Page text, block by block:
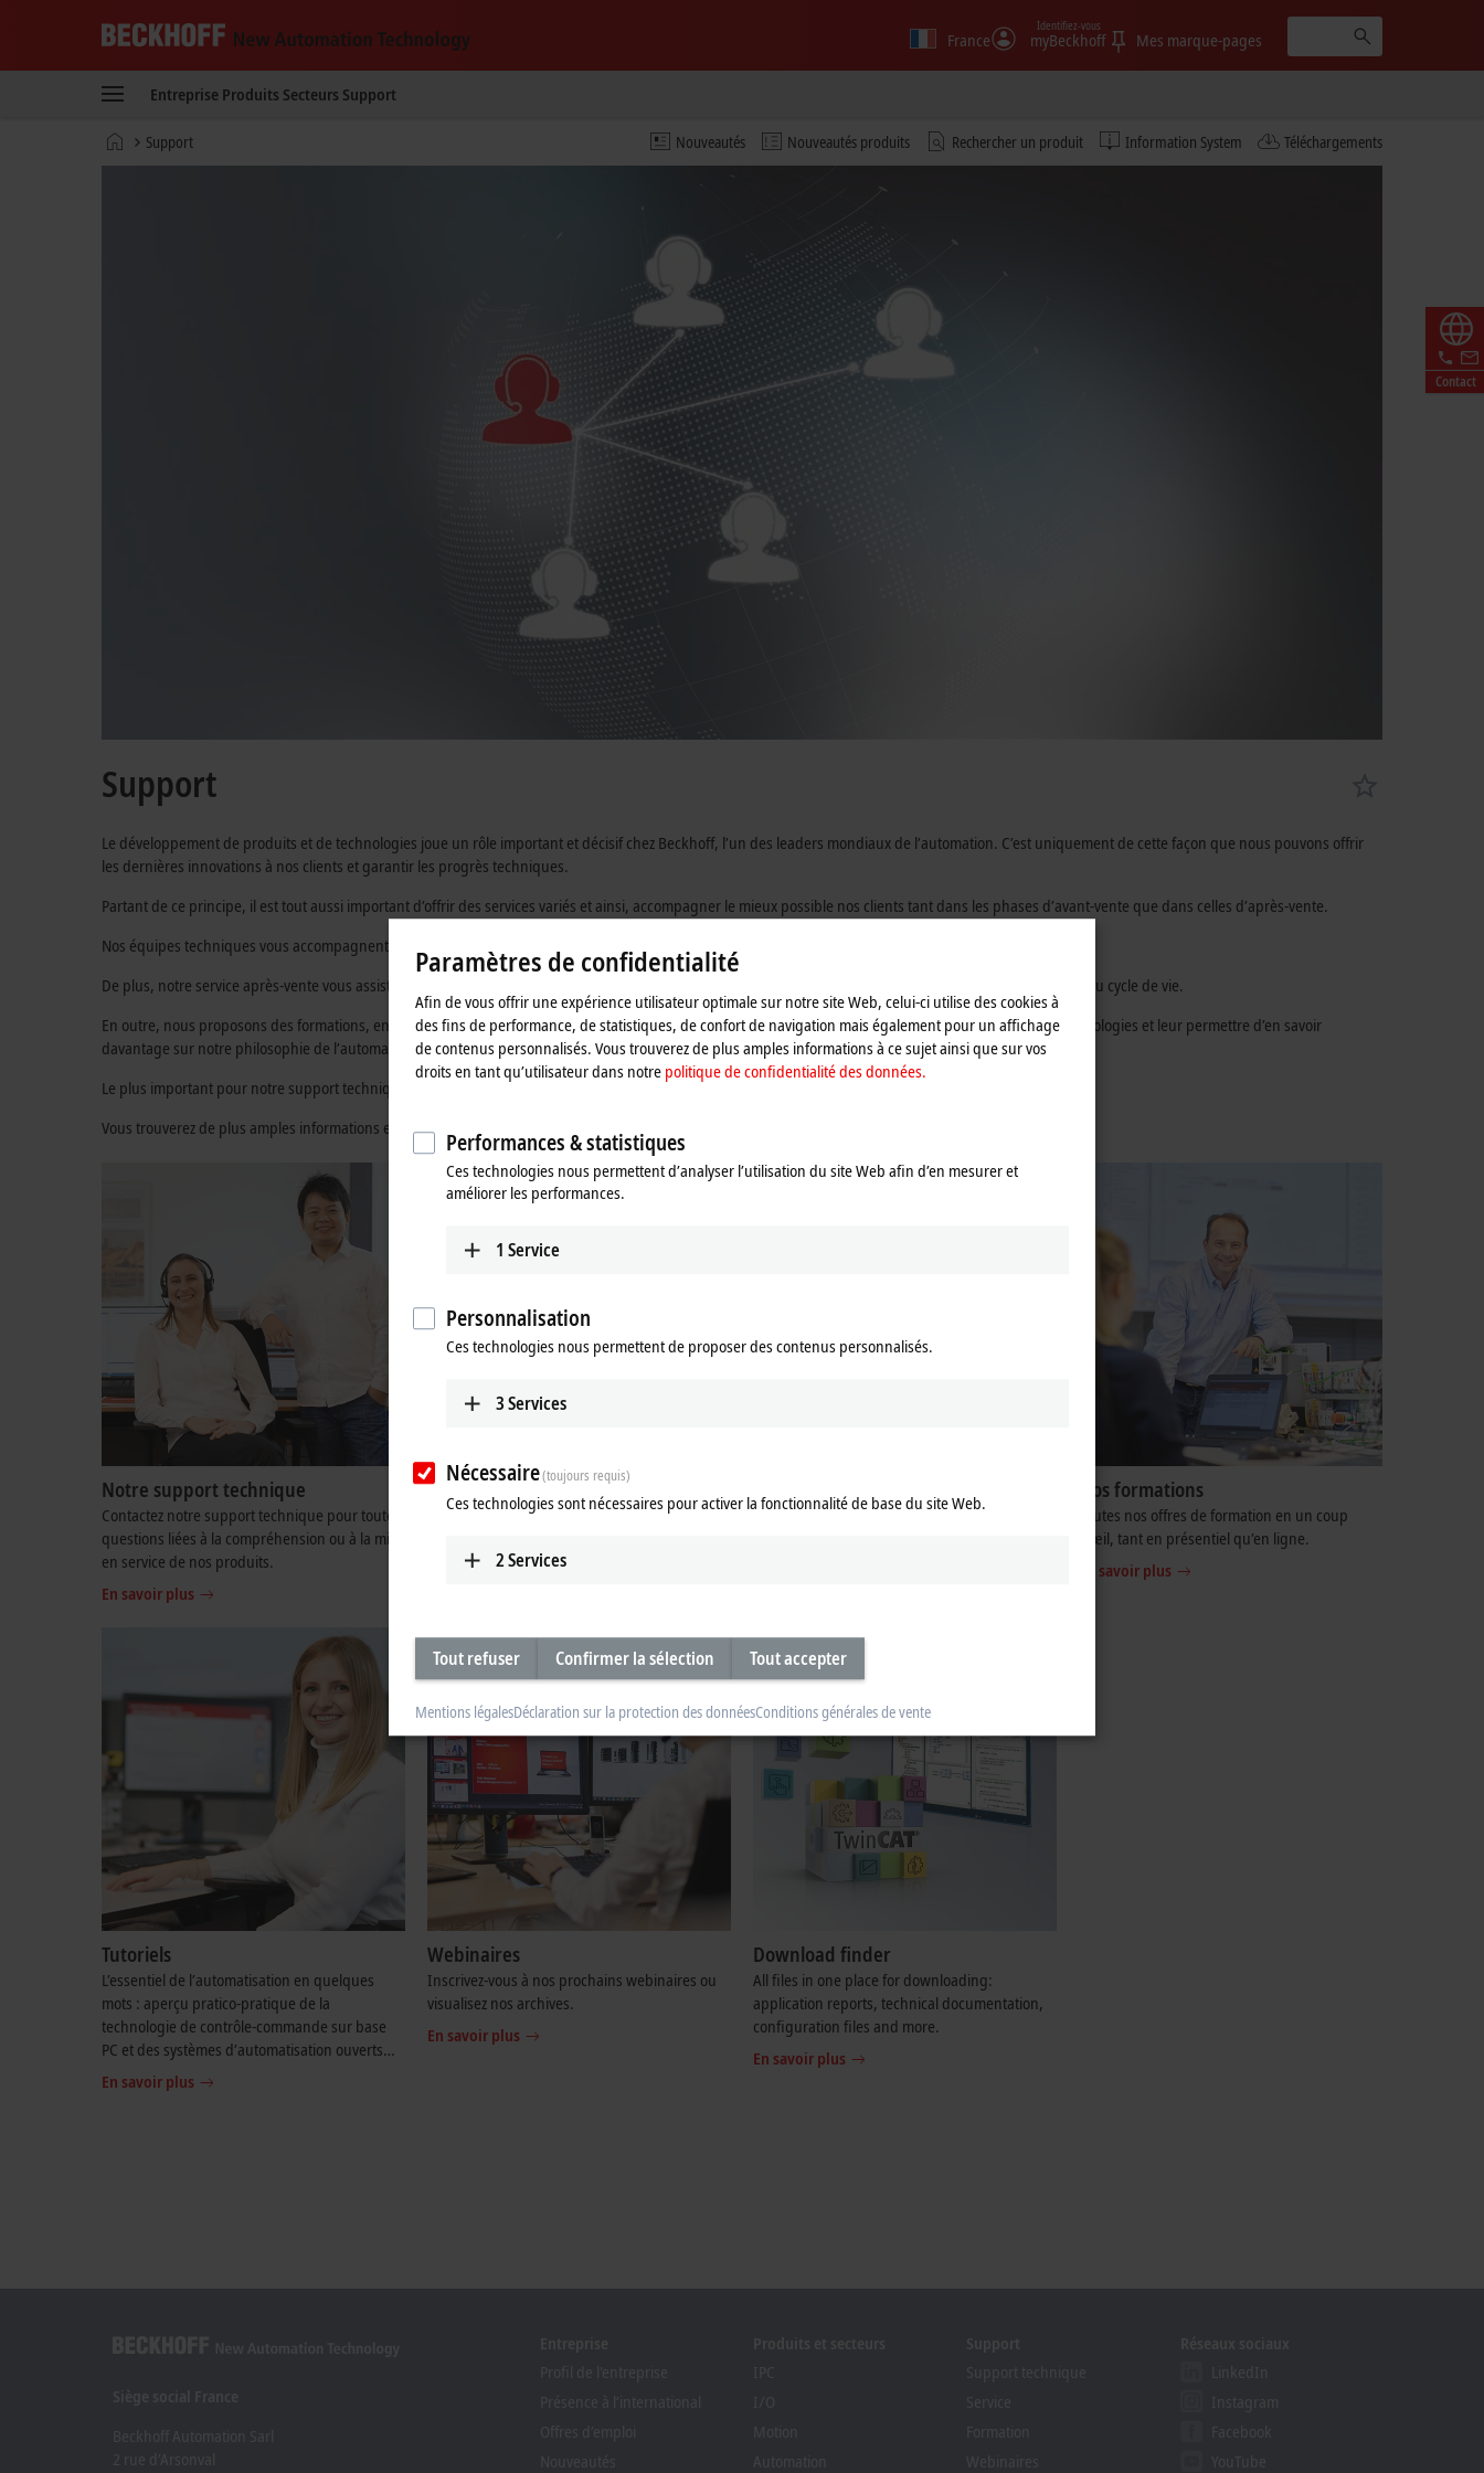
New
Technology
France myBeckhoff
Identifiez-vous
Mes marque-pages
Entreprise Produits Secteurs Support
Nouveautés Nouveautés produits Rechercher un produit Information System Téléchargements
Page
Support
Contact
Support
Le développement de produits et de technologies joue un rôle important et décisif chez Beckhoff, l’un des leaders mondiaux de l’automation. C’est uniquement de cette façon que nous pouvons offrir
les dernières innovations à nos clients et garantir les progrès techniques.
Partant de ce principe, il est tout aussi important d’offrir des services variés et ainsi, accompagner le mieux possible nos clients tant dans les phases d’avant-vente que dans celles d’après-vente.
Nos équipes techniques vous accompagnent, de l’analyse à la mise en service.
De plus, notre service après-vente vous assiste dans vos démarches SAV : de la réparation aux interventions techniques, des pièces détachées à la gestion du cycle de vie.
En outre, nous proposons des formations, en présentiel ou en ligne, ainsi que des webinaires, dans le but de familiariser nos clients à nos produits et technologies et leur permettre d’en savoir
davantage sur notre philosophie de l’automation.
Le plus important pour notre support technique est son offre mondiale, déclinée dans toutes les filiales et donc, dans les langues nationales locales.
Vous trouverez de plus amples informations et les coordonnées respectives sur les pages individuelles de chaque filiale.
Notre support technique
Contactez notre support technique pour toutes
questions liées à la compréhension ou à la mise
en service de nos produits.
En savoir plus
Notre Service après-vente
Nous vous accompagnons dans vos demandes
amples informations ici.
Cycle de vie de nos produits
Vous trouverez ici un aperçu du cycle de vie de
Nos formations
Toutes nos offres de formation en un coup
d’œil, tant en présentiel qu’en ligne.
En savoir plus
Tutoriels
L’essentiel de l’automatisation en quelques
mots : aperçu pratico-pratique de la
technologie de contrôle-commande sur base
PC et des systèmes d’automatisation ouverts
avec les tutoriels Beckhoff.
En savoir plus
Webinaires
Inscrivez-vous à nos prochains webinaires ou
visualisez nos archives.
En savoir plus
Download finder
All files in one place for downloading:
application reports, technical documentation,
configuration files and more.
En savoir plus
Paramètres de confidentialité
Afin de vous offrir une expérience utilisateur optimale sur notre site Web, celui-ci utilise des cookies à
des fins de performance, de statistiques, de confort de navigation mais également pour un affichage
de contenus personnalisés. Vous trouverez de plus amples informations à ce sujet ainsi que sur vos
droits en tant qu’utilisateur dans notre politique de confidentialité des données.
Performances & statistiques
Ces technologies nous permettent d’analyser l’utilisation du site Web afin d’en mesurer et
améliorer les performances.
1 Service
Personnalisation
Ces technologies nous permettent de proposer des contenus personnalisés.
3Services
Nécessaire(toujours requis)
Ces technologies sont nécessaires pour activer la fonctionnalité de base du site Web.
2Services
Tout refuser Confirmer la sélection Tout accepter
Mentions légalesDéclaration sur la protection des donnéesConditions générales de vente